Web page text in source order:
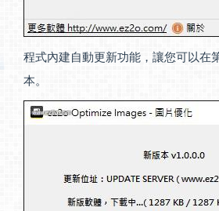
程式內建自動更新功能，讓您可以在
本。